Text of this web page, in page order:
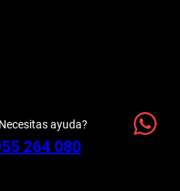
ayuda?
264 080